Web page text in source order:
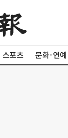
스포츠 문화·연예